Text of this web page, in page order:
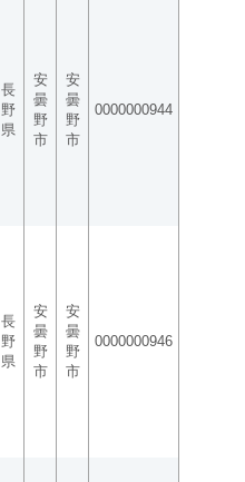
長
野
県
安
曇
野
市
安
曇
野
市
0000000944
長
野
県
安
曇
野
市
安
曇
野
市
0000000946